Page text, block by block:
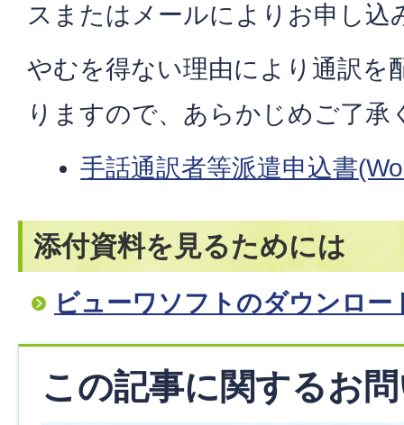
スまたはメールによりお申し込
やむを得ない理由により通訳を
りますので、あらかじめご了承
手話通訳者等派遣申込書
添付資料を見るためには
ビューワソフトのダウンロー
この記事に関するお